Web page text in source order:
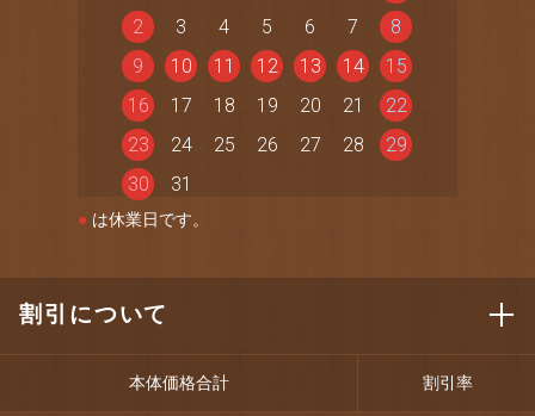
2
3 4 5 6 7
8
9
10 11 12 13 14
15
16
17 18 19 20 21
22
23
24 25 26 27 28
29
30
31
● は休業日です。
割引について
本体価格合計 割引率